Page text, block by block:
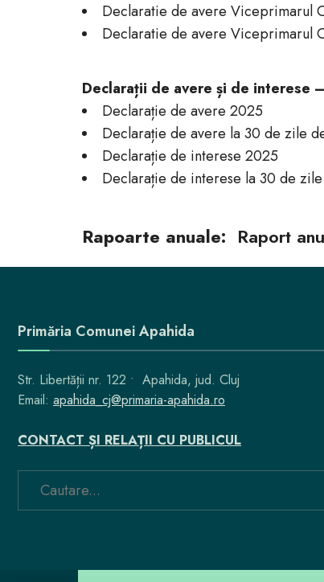
Declaratie de avere Viceprimarul
Declaratie de avere Viceprimarul
Declarații de avere și de interese
Declarație de avere 2025
Declarație de avere la 30 de zile
Declarație de interese 2025
Declarație de interese la 30 de
Rapoarte anuale: Raport
Primăria Comunei Apahida
Str. Libertății nr. 122 • Apahida, jud. Cluj
Email: apahida_cj@primaria-apahida.ro
CONTACT ȘI RELAȚII CU PUBLICUL